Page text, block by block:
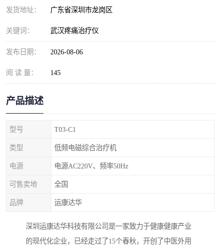
发货地址： 广东省深圳市龙岗区
关键词： 武汉疼痛治疗仪
发布日期： 2026-08-06
阅 读 量： 145
产品描述
型号 T03-C1
类型 低频电磁综合治疗机
电源 电源AC220V、频率50Hz
可售卖地 全国
品牌 运康达华
深圳运康达华科技有限公司是一家致力于健康健康产业
的现代化企业，已经走过了15个春秋，开创了中医外用